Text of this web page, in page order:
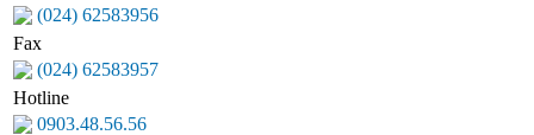
(024) 62583956
Fax
(024) 62583957
Hotline
0903.48.56.56